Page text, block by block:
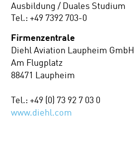
Ausbildung / Duales Studium
Tel.: +49 7392 703-0
Firmenzentrale
Diehl Aviation Laupheim GmbH
Am Flugplatz
88471 Laupheim
Tel.: +49 (0) 73 92 7 03 0
www.diehl.com